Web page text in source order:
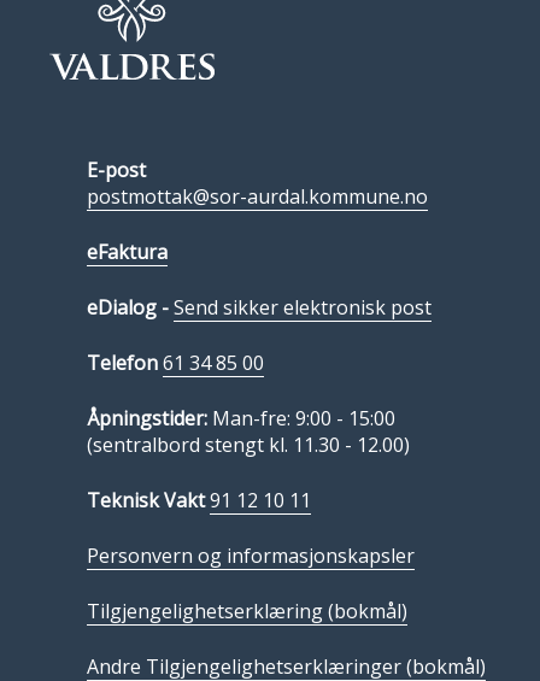
E-post
postmottak@sor-aurdal.kommune.no
eFaktura
eDialog -Send sikker elektronisk post
Telefon61 34 85 00
Åpningstider: Man-fre: 9:00 - 15:00
(sentralbord stengt kl. 11.30 - 12.00)
Teknisk Vakt91 12 10 11
Personvern og informasjonskapsler
Tilgjengelighetserklæring (bokmål)
Andre Tilgjengelighetserklæringer (bokmål)